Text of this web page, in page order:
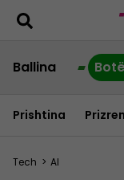
Ballina
Prishtina
Tech > AI